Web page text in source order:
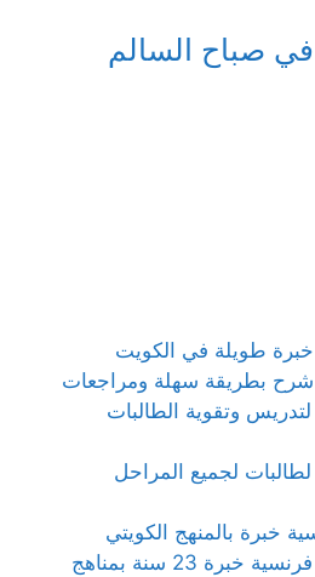
صباح السالم
طويلة في الكويت
بطريقة سهلة ومراجعات
وتقوية الطالبات
لجميع المراحل
خبرة بالمنهج الكويتي
مدرس أول لغة فرنسية خبرة 23 سنة بمناهج